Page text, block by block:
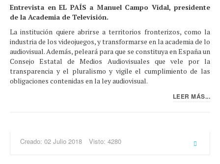
Entrevista en EL PAÍS a Manuel Campo Vidal, presidente
de la Academia de Televisión.
La institución quiere abrirse a territorios fronterizos, como la
industria de los videojuegos, y transformarse en la academia de lo
audiovisual. Además, peleará para que se constituya en España un
Consejo Estatal de Medios Audiovisuales que vele por la
transparencia y el pluralismo y vigile el cumplimiento de las
obligaciones contenidas en la ley audiovisual.
LEER MÁS...
Creado: 02 Julio 2018 Visto: 4280